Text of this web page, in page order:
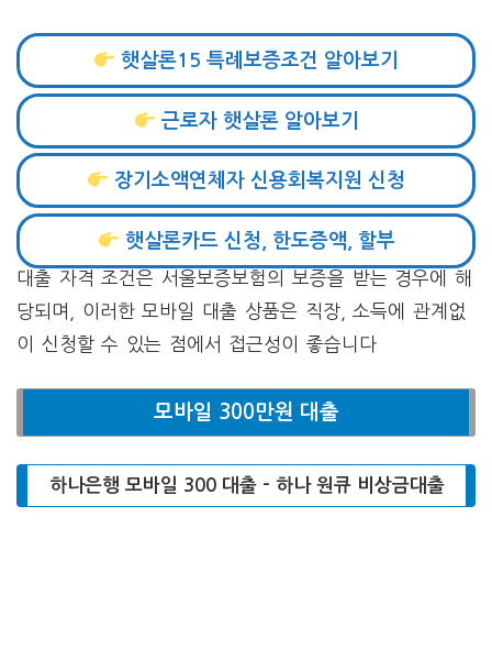
햇살론15 특례보증조건 알아보기
근로자 햇살론 알아보기
장기소액연체자 신용회복지원 신청
햇살론카드 신청, 한도증액, 할부
대출 자격 조건은 서울보증보험의 보증을 받는 경우에 해
당되며, 이러한 모바일 대출 상품은 직장, 소득에 관계없
이 신청할 수 있는 점에서 접근성이 좋습니다​
모바일 300만원 대출
하나은행 모바일 300 대출 – 하나 원큐 비상금대출